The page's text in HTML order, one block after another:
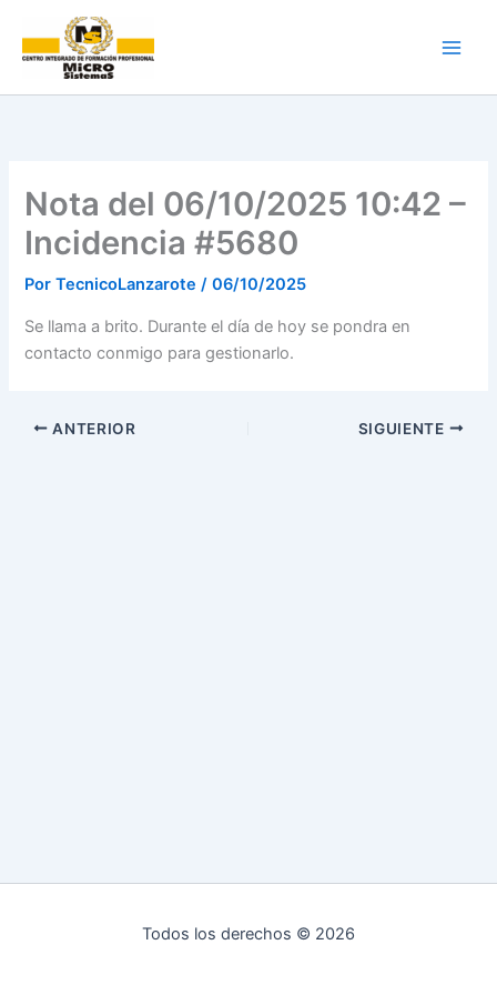
contenido
Nota del 06/10/2025 10:42 –
Incidencia #5680
PorTecnicoLanzarote/06/10/2025
Se llama a brito. Durante el día de hoy se pondra en
contacto conmigo para gestionarlo.
ANTERIOR SIGUIENTE
Todos los derechos © 2026